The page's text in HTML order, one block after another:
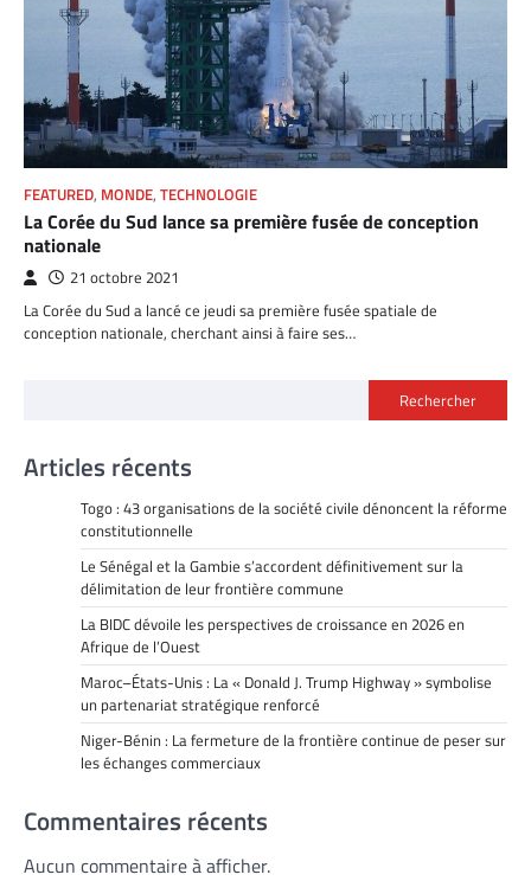
FEATURED, MONDE, TECHNOLOGIE
La Corée du Sud lance sa première fusée de conception
nationale
21 octobre 2021
La Corée du Sud a lancé ce jeudi sa première fusée spatiale de
conception nationale, cherchant ainsi à faire ses…
Rechercher
Articles récents
Togo : 43 organisations de la société civile dénoncent la réforme
constitutionnelle
Le Sénégal et la Gambie s’accordent définitivement sur la
délimitation de leur frontière commune
La BIDC dévoile les perspectives de croissance en 2026 en
Afrique de l’Ouest
Maroc–États-Unis : La « Donald J. Trump Highway » symbolise
un partenariat stratégique renforcé
Niger-Bénin : La fermeture de la frontière continue de peser sur
les échanges commerciaux
Commentaires récents
Aucun commentaire à afficher.